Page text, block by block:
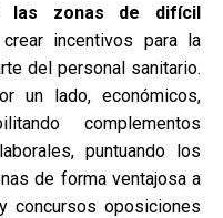
las zonas de difícil
incentivos para la
del personal sanitario.
un lado, económicos,
complementos
puntuando los
de forma ventajosa a
concursos oposiciones